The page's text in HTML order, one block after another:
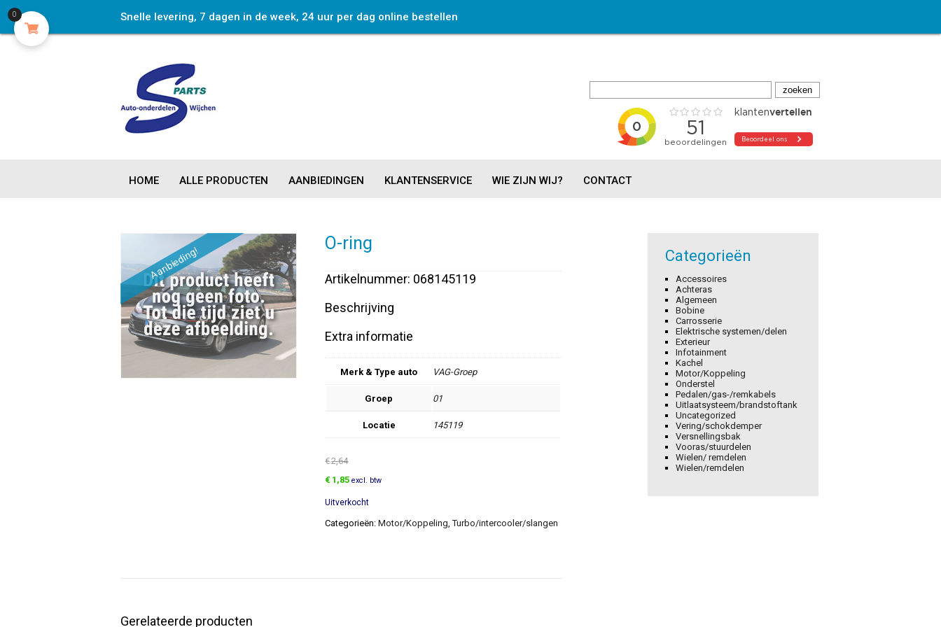
Snelle levering, 7 dagen in de week, 24 uur per dag online bestellen
HOME ALLE PRODUCTEN AANBIEDINGEN KLANTENSERVICE WIE ZIJN WIJ? CONTACT
Aanbieding!
O-ring
Artikelnummer: 068145119
Beschrijving
Extra informatie
Merk & Type auto VAG-Groep
Groep 01
Locatie 145119
€2,64
Oorspronkelijke
was:
€2,64.
€ 1,85Huidige
is:
€1,85.
excl. btw
Uitverkocht
Categorieën:Motor/Koppeling ,Turbo/intercooler/slangen
Gerelateerde producten
Categorieën
Accessoires
Achteras
Algemeen
Bobine
Carrosserie
Elektrische systemen/delen
Exterieur
Infotainment
Kachel
Motor/Koppeling
Onderstel
Pedalen/gas-/remkabels
Uitlaatsysteem/brandstoftank
Uncategorized
Vering/schokdemper
Versnellingsbak
Vooras/stuurdelen
Wielen/ remdelen
Wielen/remdelen
0